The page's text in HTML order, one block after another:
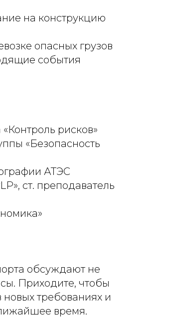
на конструкцию
опасных грузов
события
рисков»
«Безопасность
АТЭС
ст. преподаватель
обсуждают не
Приходите, чтобы
новых требованиях и
время.